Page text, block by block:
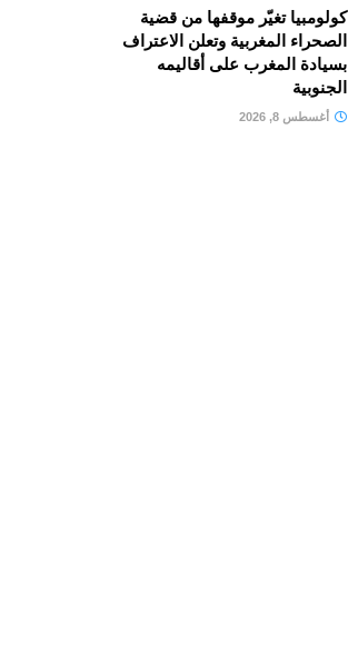
كولومبيا تغيّر موقفها من قضية
الصحراء المغربية وتعلن الاعتراف
بسيادة المغرب على أقاليمه
الجنوبية
أغسطس 8, 2026